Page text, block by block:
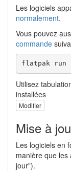
Les logiciels
normalement.
Vous pouvez
commande
flatpak run
Utilisez
installées
Modifier
Mise à
Les logiciels en
manière que les
jour").